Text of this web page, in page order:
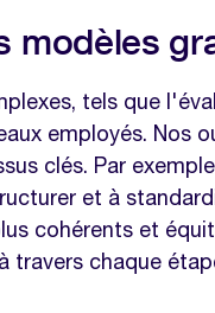
modèles
tels que
employés. Nos
clés. Par
et à
cohérents et
chaque